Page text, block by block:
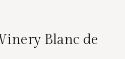
Blanc de